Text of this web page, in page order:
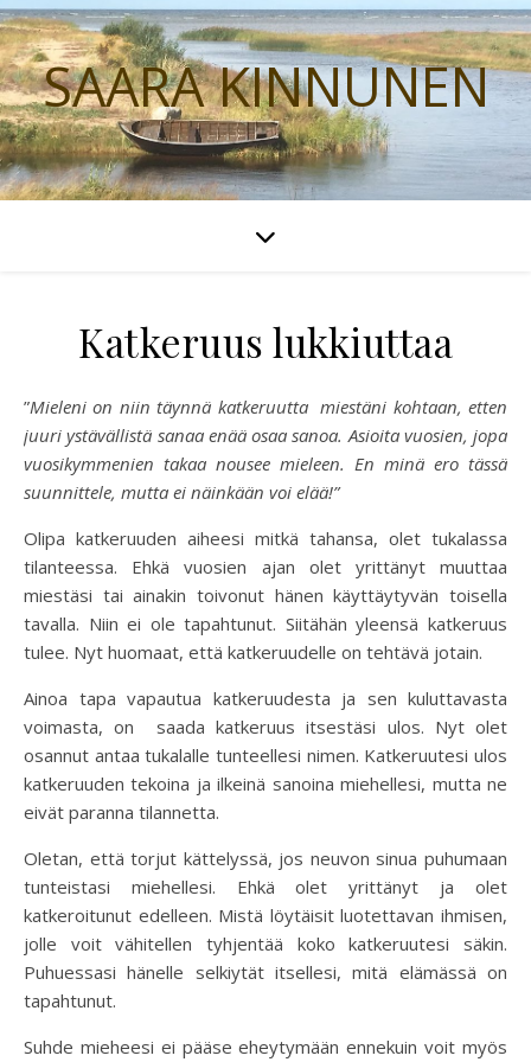
SAARA KINNUNEN
Katkeruus lukkiuttaa
”Mieleni on niin täynnä katkeruutta miestäni kohtaan, etten
juuri ystävällistä sanaa enää osaa sanoa. Asioita vuosien, jopa
vuosikymmenien takaa nousee mieleen. En minä ero tässä
suunnittele, mutta ei näinkään voi elää!”
Olipa katkeruuden aiheesi mitkä tahansa, olet tukalassa
tilanteessa. Ehkä vuosien ajan olet yrittänyt muuttaa
miestäsi tai ainakin toivonut hänen käyttäytyvän toisella
tavalla. Niin ei ole tapahtunut. Siitähän yleensä katkeruus
tulee. Nyt huomaat, että katkeruudelle on tehtävä jotain.
Ainoa tapa vapautua katkeruudesta ja sen kuluttavasta
voimasta, on saada katkeruus itsestäsi ulos. Nyt olet
osannut antaa tukalalle tunteellesi nimen. Katkeruutesi ulos
katkeruuden tekoina ja ilkeinä sanoina miehellesi, mutta ne
eivät paranna tilannetta.
Oletan, että torjut kättelyssä, jos neuvon sinua puhumaan
tunteistasi miehellesi. Ehkä olet yrittänyt ja olet
katkeroitunut edelleen. Mistä löytäisit luotettavan ihmisen,
jolle voit vähitellen tyhjentää koko katkeruutesi säkin.
Puhuessasi hänelle selkiytät itsellesi, mitä elämässä on
tapahtunut.
Suhde mieheesi ei pääse eheytymään ennekuin voit myös